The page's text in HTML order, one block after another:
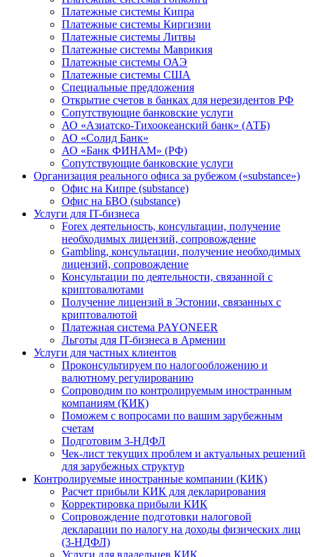
Платежные системы Кипра
Платежные системы Киргизии
Платежные системы Литвы
Платежные системы Маврикия
Платежные системы ОАЭ
Платежные системы США
Специальные предложения
Открытие счетов в банках для нерезидентов РФ
Сопутствующие банковские услуги
АО «Азиатско-Тихоокеанский банк» (АТБ)
АО «Солид Банк»
АО «Банк ФИНАМ» (РФ)
Сопутствующие банковские услуги
Организация реального офиса за рубежом («substance»)
Офис на Кипре (substance)
Офис на БВО (substance)
Услуги для IT-бизнеса
Forex деятельность, консультации, получение
необходимых лицензий, сопровождение
Gambling, консультации, получение необходимых
лицензий, сопровождение
Консультации по деятельности, связанной с
криптовалютами
Получение лицензий в Эстонии, связанных с
криптовалютой
Платежная система PAYONEER
Льготы для IT-бизнеса в Армении
Услуги для частных клиентов
Проконсультируем по налогообложению и
валютному регулированию
Сопроводим по контролируемым иностранным
компаниям (КИК)
Поможем с вопросами по вашим зарубежным
счетам
Подготовим 3-НДФЛ
Чек-лист текущих проблем и актуальных решений
для зарубежных структур
Контролируемые иностранные компании (КИК)
Расчет прибыли КИК для декларирования
Корректировка прибыли КИК
Сопровождение подготовки налоговой
декларации по налогу на доходы физических лиц
(3-НДФЛ)
Услуги для владельцев КИК